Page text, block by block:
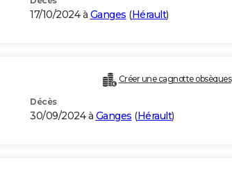
17/10/2024 à Ganges (Hérault)
Créer une cagnotte obsèques
Décès
30/09/2024 à Ganges (Hérault)